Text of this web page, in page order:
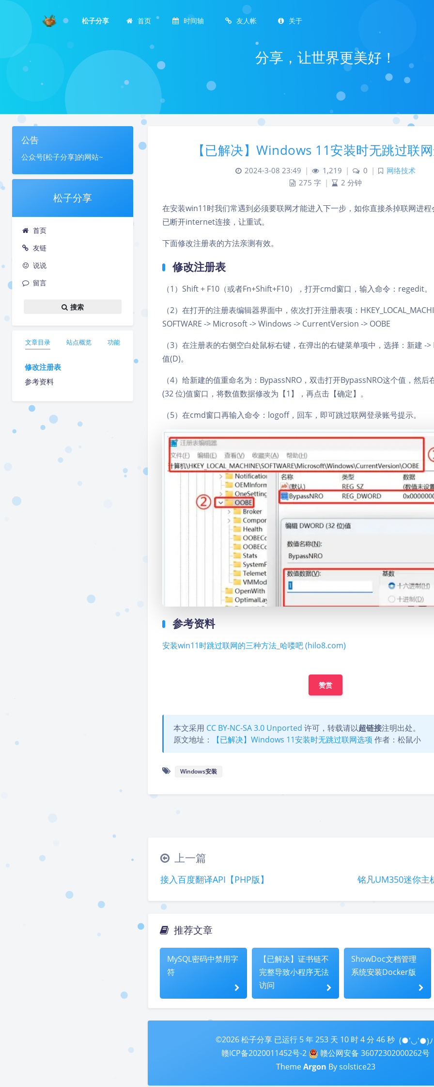
松子分享 首页 时间轴 友人帐 关于
分享，让世界更美好！
公告
公众号[松子分享]的网站~
松子分享
首页
友链
说说
留言
搜索
文章目录 站点概览 功能
修改注册表
参考资料
【已解决】Windows 11安装时无跳过联
2024-3-08 23:49 | 1,219 | 0 |
网络技术
275 字 | 2 分钟
在安装win11时我们常遇到必须要联网才能进入下一步，如你直接杀掉联网进
已断开internet连接，让重试。
下面修改注册表的方法亲测有效。
修改注册表
（1）Shift + F10（或者Fn+Shift+F10），打开cmd窗口，输入命令：regedit。
（2）在打开的注册表编辑器界面中，依次打开注册表项：
SOFTWARE -> Microsoft -> Windows -> CurrentVersion -> OOBE
（3）在注册表的右侧空白处鼠标右键，在弹出的右键菜单项中，选择：新建 ->
值(D)。
（4）给新建的值重命名为：BypassNRO，双击打开BypassNRO这个值，然后
(32 位)值窗口，将数值数据修改为【1】，再点击【确定】。
（5）在cmd窗口再输入命令：logoff，回车，即可跳过联网登录账号提示。
参考资料
安装win11时跳过联网的三种方法_哈喽吧 (hilo8.com)
赞赏
本文采用 CC BY-NC-SA 3.0 Unported 许可，转载请以超链接注明出处。
原文地址：
【已解决】Windows 11安装时无跳过联网选项 作者：松鼠小
Windows安装
上一篇
接入百度翻译API【PHP版】 铭凡UM350迷你主
推荐文章
MySQL密码中禁用字
符
【已解决】证书链不
完整导致小程序无法
访问
ShowDoc文档管理
系统安装Docker版
©2026松子分享 已运行 5 年 253 天 10 时 4 分 47 秒 (●'◡'●)ﾉ
赣ICP备2020011452号-2
赣公网安备 36072302000262号
ThemeArgon By solstice23